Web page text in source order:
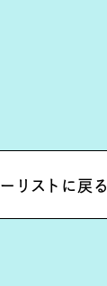
リストに戻る